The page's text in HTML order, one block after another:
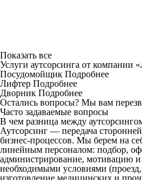
Показать все
Услуги аутсорсинга от компании
Посудомойщик Подробнее
Лифтер Подробнее
Дворник Подробнее
Остались вопросы? Мы вам
Часто задаваемые вопросы
В чем разница между
Аутсорсинг — передача
бизнес-процессов. Мы берем на
линейным персоналом: подбор,
администрирование, мотивацию и
необходимыми условиями
изготовление медицинских и